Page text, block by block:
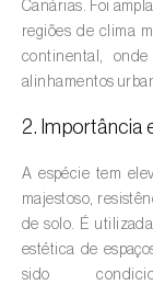
Ameixeira (
Amendoim (
Amieiro (
Amoreira (
Ananás /
Canárias. Foi
regiões de clima
continental,
alinhamentos
2. Importância
A espécie tem
majestoso,
de solo. É
estética de
sido